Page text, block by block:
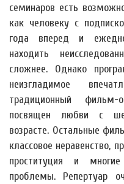
семинаров есть
как человеку с
года вперед и
находить
сложнее. Однако
неизгладимое
традиционный
посвящен любви с
возрасте. Остальные
классовое неравенство,
проституция и
проблемы. Репертуар